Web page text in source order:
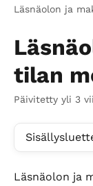
Läsnäolon ja
tilan
Päivitetty yli 3
Läsnäolon ja